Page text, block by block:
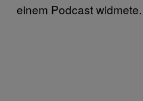
einem Podcast widmete.